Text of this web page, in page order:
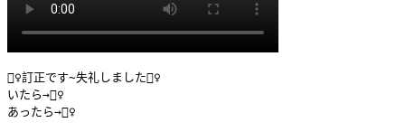
🙇‍♀️訂正です~失礼しました🙇‍♀️
いたら→🙅‍♀️
あったら→🙆‍♀️